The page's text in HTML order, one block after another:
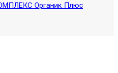
Органик Плюс